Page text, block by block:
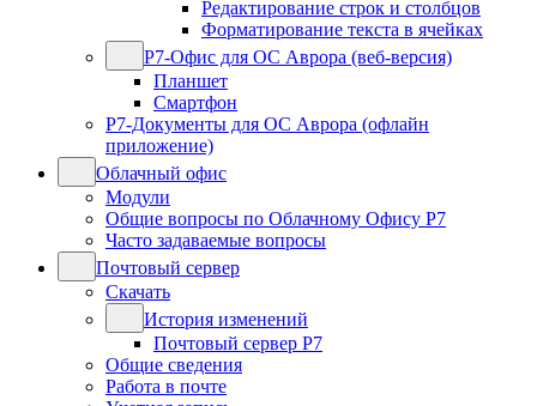
Редактирование строк и столбцов
Форматирование текста в ячейках
Р7-Офис для ОС Аврора (веб-версия)
Планшет
Смартфон
Р7-Документы для ОС Аврора (офлайн
приложение)
Облачный офис
Модули
Общие вопросы по Облачному Офису Р7
Часто задаваемые вопросы
Почтовый сервер
Скачать
История изменений
Почтовый сервер Р7
Общие сведения
Работа в почте